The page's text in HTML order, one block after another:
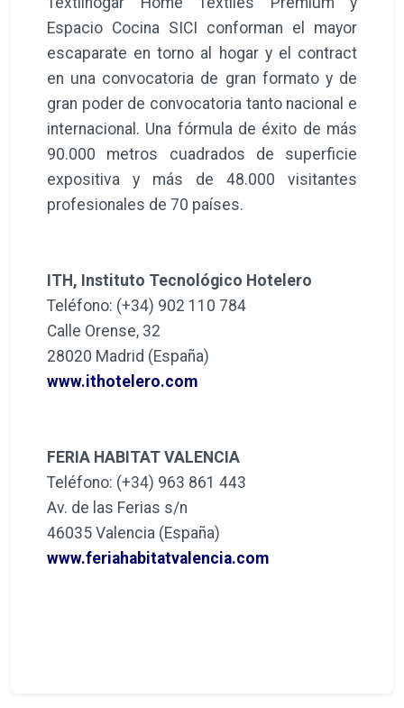
Espacio Cocina SICI conforman el mayor
escaparate en torno al hogar y el contract
en una convocatoria de gran formato y de
gran poder de convocatoria tanto nacional e
internacional. Una fórmula de éxito de más
90.000 metros cuadrados de superficie
expositiva y más de 48.000 visitantes
profesionales de 70 países.
ITH, Instituto Tecnológico Hotelero
Teléfono: (+34) 902 110 784
Calle Orense, 32
28020 Madrid (España)
www.ithotelero.com
FERIA HABITAT VALENCIA
Teléfono: (+34) 963 861 443
Av. de las Ferias s/n
46035 Valencia (España)
www.feriahabitatvalencia.com